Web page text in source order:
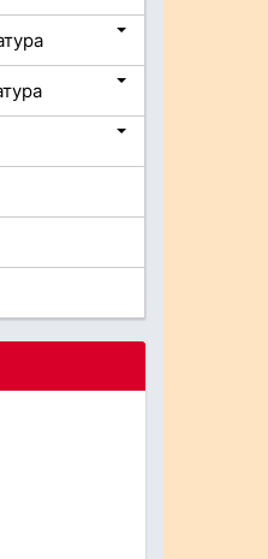
до можливої
необхідно